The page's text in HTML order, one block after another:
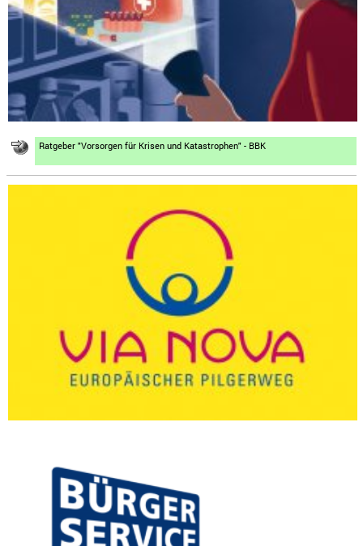
Ratgeber "Vorsorgen für Krisen und Katastrophen" - BBK